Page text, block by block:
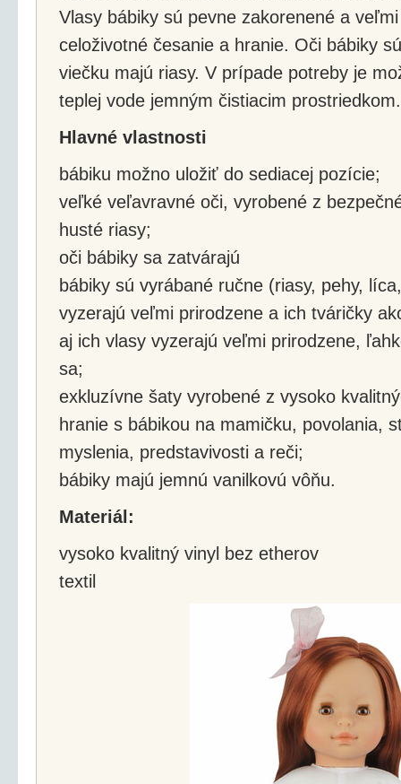
Vlasy bábiky sú pevne zakorenené a
celoživotné česanie a hranie. Oči bábiky
viečku majú riasy. V prípade potreby je
teplej vode jemným čistiacim prostriedkom.
Hlavné vlastnosti
bábiku možno uložiť do sediacej pozície;
veľké veľavravné oči, vyrobené z
husté riasy;
oči bábiky sa zatvárajú
bábiky sú vyrábané ručne (riasy, pehy,
vyzerajú veľmi prirodzene a ich tváričky
aj ich vlasy vyzerajú veľmi prirodzene,
sa;
exkluzívne šaty vyrobené z vysoko
hranie s bábikou na mamičku, povolania,
myslenia, predstavivosti a reči;
bábiky majú jemnú vanilkovú vôňu.
Materiál:
vysoko kvalitný vinyl bez etherov
textil